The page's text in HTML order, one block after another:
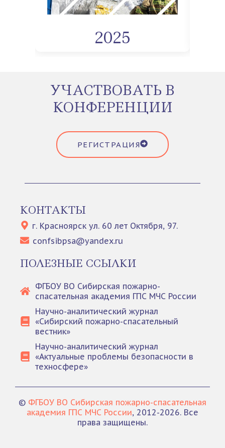
2025
УЧАСТВОВАТЬ В
КОНФЕРЕНЦИИ
РЕГИСТРАЦИЯ
КОНТАКТЫ
г. Красноярск ул. 60 лет Октября, 97.
confsibpsa@yandex.ru
ПОЛЕЗНЫЕ ССЫЛКИ
ФГБОУ ВО Сибирская пожарно-
спасательная академия ГПС МЧС России
Научно-аналитический журнал
«Сибирский пожарно-спасательный
вестник»
Научно-аналитический журнал
«Актуальные проблемы безопасности в
техносфере»
© ФГБОУ ВО Сибирская пожарно-спасательная
академия ГПС МЧС России, 2012-2026. Все
права защищены.